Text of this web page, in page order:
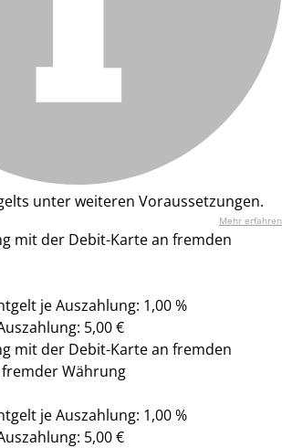
unter weiteren Voraussetzungen.
Mehr erfahren
mit der Debit-Karte an fremden
je Auszahlung: 1,00 %
5,00 €
mit der Debit-Karte an fremden
Währung
je Auszahlung: 1,00 %
5,00 €